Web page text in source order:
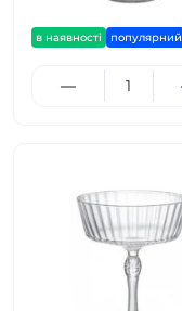
в наявності популярний